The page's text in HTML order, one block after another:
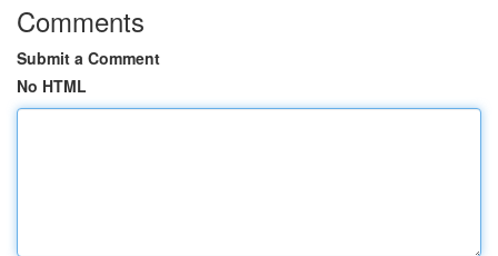
Comments
Submit a Comment
No HTML